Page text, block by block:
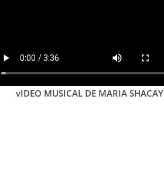
vIDEO MUSICAL DE MARIA SHACAY